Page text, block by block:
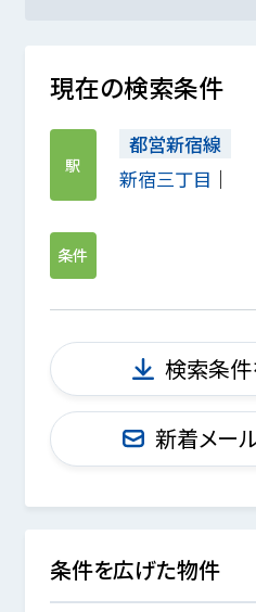
現在の検索条件
駅
都営新宿線
新宿三丁目
条件
検索条件
新着メー
条件を広げた物件